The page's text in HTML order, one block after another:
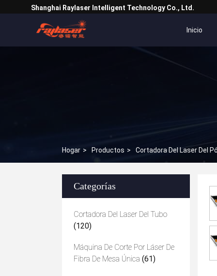
Shanghai Raylaser Intelligent Technology Co., Ltd.
Inicio
Hogar > Productos > Cortadora Del Laser Del
Categorías
Cortadora Del Laser Del Tubo
(120)
Máquina De Corte Por Láser De
Fibra De Mesa Única (61)